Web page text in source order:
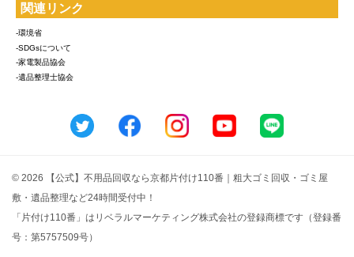
関連リンク
-環境省
-SDGsについて
-家電製品協会
-遺品整理士協会
© 2026 【公式】不用品回収なら京都片付け110番｜粗大ゴミ回収・ゴミ屋
敷・遺品整理など24時間受付中！
「片付け110番」はリベラルマーケティング株式会社の登録商標です（登録番
号：第5757509号）